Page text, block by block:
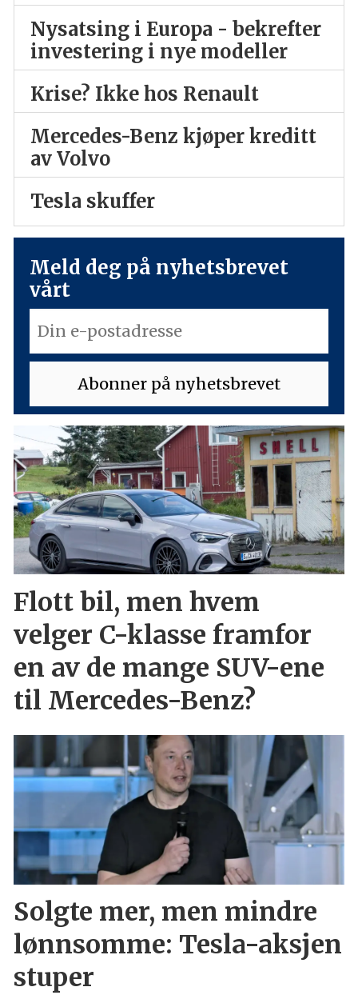
Nysatsing i Europa - bekrefter
investering i nye modeller
Krise? Ikke hos Renault
Mercedes-Benz kjøper kreditt
av Volvo
Tesla skuffer
Meld deg på nyhetsbrevet
vårt
Flott bil, men hvem
velger C-klasse framfor
en av de mange SUV-ene
til Mercedes-Benz?
Solgte mer, men mindre
lønnsomme: Tesla-aksjen
stuper